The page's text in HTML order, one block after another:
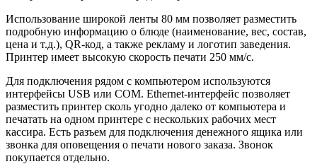
Использование широкой ленты 80 мм позволяет разместить
подробную информацию о блюде (наименование, вес, состав,
цена и т.д.), QR-код, а также рекламу и логотип заведения.
Принтер имеет высокую скорость печати 250 мм/с.
Для подключения рядом с компьютером используются
интерфейсы USB или COM. Ethernet-интерфейс позволяет
разместить принтер сколь угодно далеко от компьютера и
печатать на одном принтере с нескольких рабочих мест
кассира. Есть разъем для подключения денежного ящика или
звонка для оповещения о печати нового заказа. Звонок
покупается отдельно.